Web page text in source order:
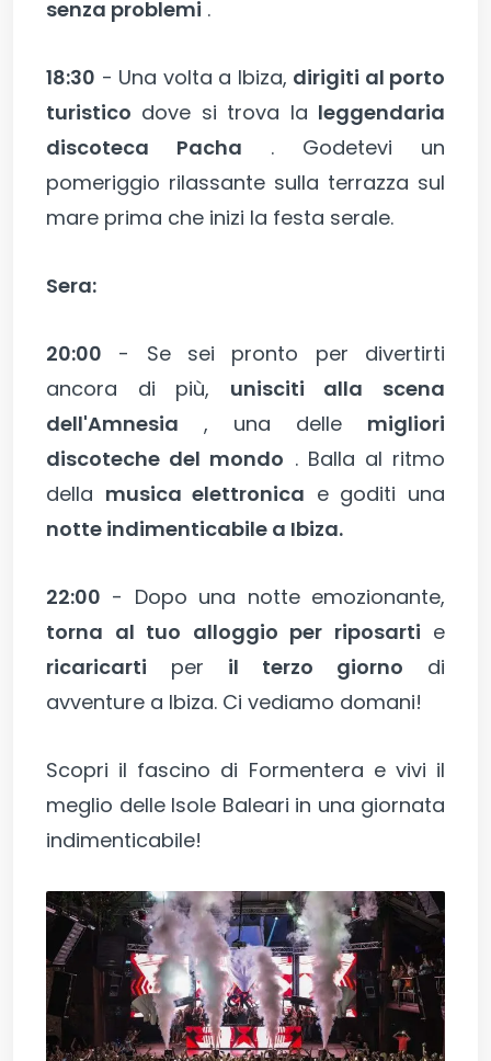
senza problemi .
18:30 - Una volta a Ibiza, dirigiti al porto
turistico dove si trova la leggendaria
discoteca Pacha . Godetevi un
pomeriggio rilassante sulla terrazza sul
mare prima che inizi la festa serale.
Sera:
20:00 - Se sei pronto per divertirti
ancora di più, unisciti alla scena
dell'Amnesia , una delle migliori
discoteche del mondo . Balla al ritmo
della musica elettronica e goditi una
notte indimenticabile a Ibiza.
22:00 - Dopo una notte emozionante,
torna al tuo alloggio per riposarti e
ricaricarti per il terzo giorno di
avventure a Ibiza. Ci vediamo domani!
Scopri il fascino di Formentera e vivi il
meglio delle Isole Baleari in una giornata
indimenticabile!